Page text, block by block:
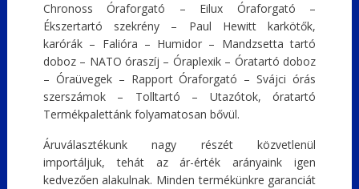
Chronoss Óraforgató – Eilux Óraforgató –
Ékszertartó szekrény – Paul Hewitt karkötők,
karórák – Falióra – Humidor – Mandzsetta tartó
doboz – NATO óraszíj – Óraplexik – Óratartó doboz
– Óraüvegek – Rapport Óraforgató – Svájci órás
szerszámok – Tolltartó – Utazótok, óratartó
Termékpalettánk folyamatosan bővül.
Áruválasztékunk nagy részét közvetlenül
importáljuk, tehát az ár-érték arányaink igen
kedvezően alakulnak. Minden termékünkre garanciát